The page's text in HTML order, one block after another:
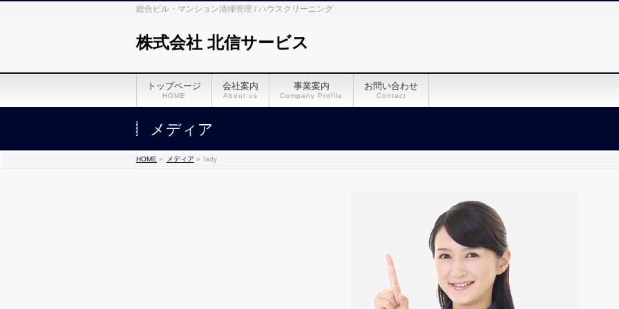
総合ビル・マンション清掃管理 / ハウスクリーニング
株式会社 北信サービス
トップページ
HOME
会社案内
About us
事業案内
Company Profile
お問い合わせ
Contact
メディア
HOME » メディア » lady